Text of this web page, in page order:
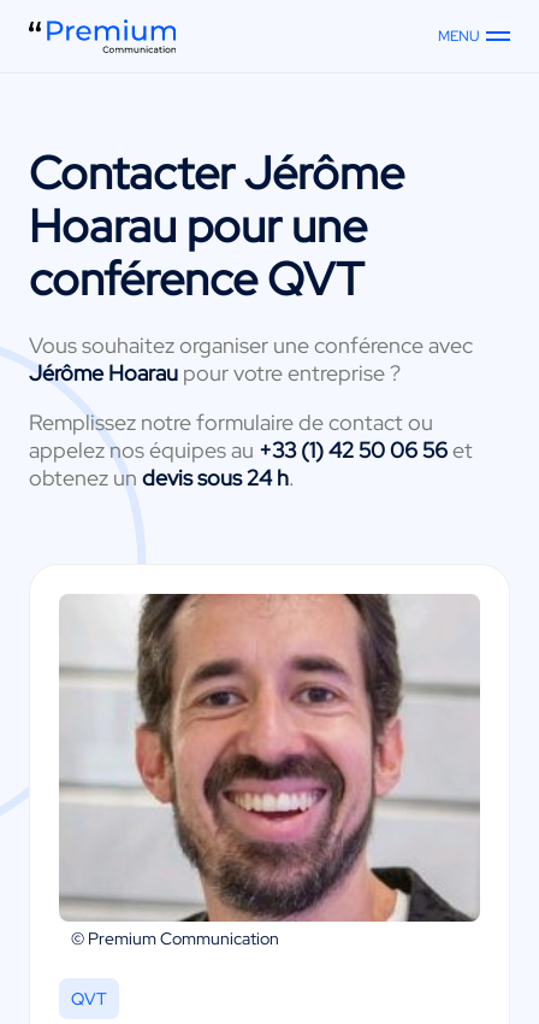
MENU
ContacterJérôme
Hoarau pour une
conférence QVT
Vous souhaitez organiser une conférence avec
Jérôme Hoarau pour votre entreprise ?
Remplissez notre formulaire de contact ou
appelez nos équipes au +33 (1) 42 50 06 56et
obtenez un devis sous 24 h.
© Premium Communication
QVT